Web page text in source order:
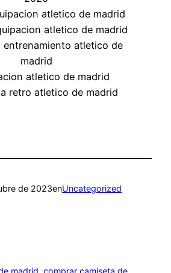
de 2023enUncategorized